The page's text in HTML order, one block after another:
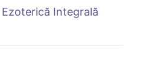
Integrală